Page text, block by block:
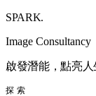
SPARK.
Image Consultancy
啟發潛能，點亮人
探索